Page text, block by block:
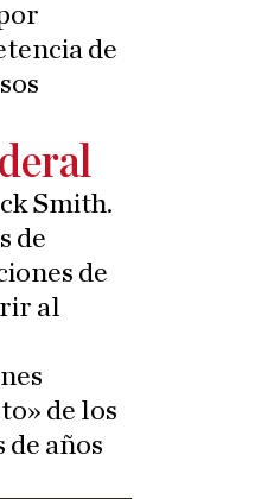
de
Smith.
de
de
al
de los
años